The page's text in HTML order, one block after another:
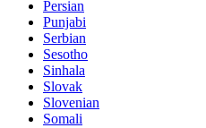
Persian
Punjabi
Serbian
Sesotho
Sinhala
Slovak
Slovenian
Somali